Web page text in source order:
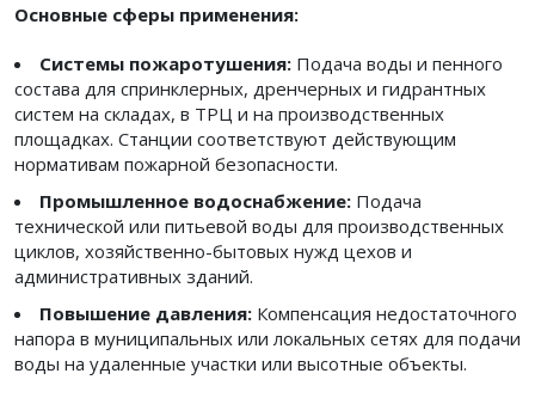
Основные сферы применения:
Системы пожаротушения: Подача воды и пенного
состава для спринклерных, дренчерных и гидрантных
систем на складах, в ТРЦ и на производственных
площадках. Станции соответствуют действующим
нормативам пожарной безопасности.
Промышленное водоснабжение: Подача
технической или питьевой воды для производственных
циклов, хозяйственно-бытовых нужд цехов и
административных зданий.
Повышение давления: Компенсация недостаточного
напора в муниципальных или локальных сетях для подачи
воды на удаленные участки или высотные объекты.